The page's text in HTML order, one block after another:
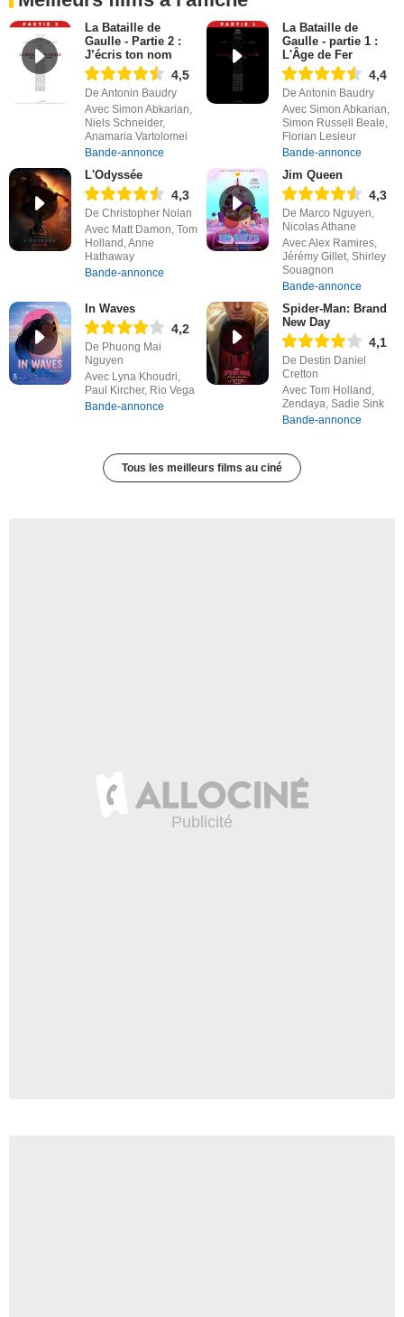
La Bataille de
Gaulle - Partie 2 :
J’écris ton nom
4,5
De Antonin Baudry
Avec Simon Abkarian,
Niels Schneider,
Anamaria Vartolomei
Bande-annonce
La Bataille de
Gaulle - partie 1 :
L'Âge de Fer
4,4
De Antonin Baudry
Avec Simon Abkarian,
Simon Russell Beale,
Florian Lesieur
Bande-annonce
L'Odyssée
4,3
De Christopher Nolan
Avec Matt Damon, Tom
Holland, Anne
Hathaway
Bande-annonce
Jim Queen
4,3
De Marco Nguyen,
Nicolas Athane
Avec Alex Ramires,
Jérémy Gillet, Shirley
Souagnon
Bande-annonce
In Waves
4,2
De Phuong Mai
Nguyen
Avec Lyna Khoudri,
Paul Kircher, Rio Vega
Bande-annonce
Spider-Man: Brand
New Day
4,1
De Destin Daniel
Cretton
Avec Tom Holland,
Zendaya, Sadie Sink
Bande-annonce
Tous les meilleurs films au ciné